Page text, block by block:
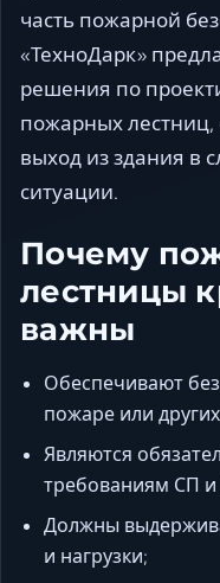
часть пожарной
«ТехноДарк»
решения по
пожарных
выход из здания в
ситуации.
Почему
лестницы
важны
Обеспечивают
пожаре или
Являются
требованиям СП и
Должны
и нагрузки;